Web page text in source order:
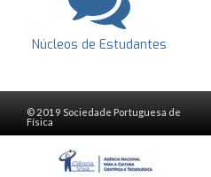
Núcleos de Estudantes
© 2019 Sociedade Portuguesa de
Física